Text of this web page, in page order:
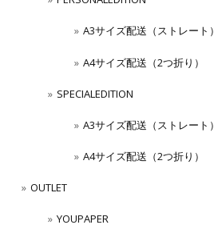
A3サイズ配送（ストレート）
A4サイズ配送（2つ折り）
SPECIALEDITION
A3サイズ配送（ストレート）
A4サイズ配送（2つ折り）
OUTLET
YOUPAPER